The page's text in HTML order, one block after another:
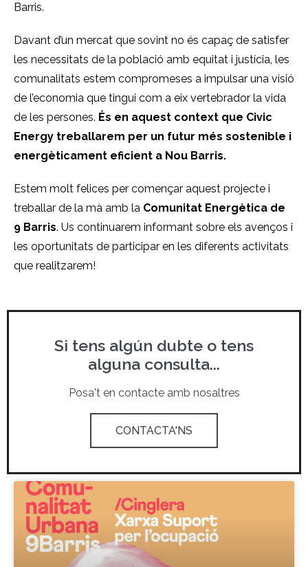
Barris.
Davant d’un mercat que sovint no és capaç de satisfer
les necessitats de la població amb equitat i justícia, les
comunalitats estem compromeses a impulsar una visió
de l’economia que tingui com a eix vertebrador la vida
de les persones. És en aquest context que Civic
Energy treballarem per un futur més sostenible i
energèticament eficient a Nou Barris.
Estem molt felices per començar aquest projecte i
treballar de la mà amb la Comunitat Energètica de
9 Barris. Us continuarem informant sobre els avenços i
les oportunitats de participar en les diferents activitats
que realitzarem!
Si tens algún dubte o tens
alguna consulta...
Posa't en contacte amb nosaltres
CONTACTA'NS